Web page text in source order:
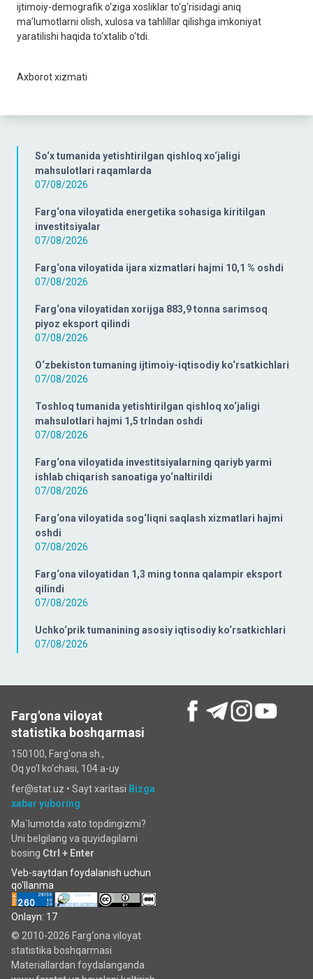
So‘x tumanida yetishtirilgan qishloq xo‘jaligi
mahsulotlari raqamlarda
07/08/2026
Farg‘ona viloyatida energetika sohasiga kiritilgan
investitsiyalar
07/08/2026
Farg‘ona viloyatida ijara xizmatlari hajmi 10,1 % oshdi
07/08/2026
Farg‘ona viloyatidan xorijga 883,9 tonna sarimsoq
piyoz eksport qilindi
07/08/2026
O‘zbekiston tumaning ijtimoiy-iqtisodiy ko‘rsatkichlari
07/08/2026
Toshloq tumanida yetishtirilgan qishloq xo‘jaligi
mahsulotlari hajmi 1,5 trlndan oshdi
07/08/2026
Farg‘ona viloyatida investitsiyalarning qariyb yarmi
ishlab chiqarish sanoatiga yo‘naltirildi
07/08/2026
Farg‘ona viloyatida sog‘liqni saqlash xizmatlari hajmi
oshdi
07/08/2026
Farg‘ona viloyatidan 1,3 ming tonna qalampir eksport
qilindi
07/08/2026
Uchko‘prik tumanining asosiy iqtisodiy ko‘rsatkichlari
07/08/2026
ijtimoiy-demografik o‘ziga xosliklar to‘g‘risidagi aniq
ma’lumotlarni olish, xulosa va tahlillar qilishga imkoniyat
yaratilishi haqida to‘xtalib o‘tdi.
Axborot xizmati
Farg'ona viloyat
statistika boshqarmasi
150100, Farg'ona sh.,
Oq yo'l ko‘chаsi, 104 a-uy
fer@stat.uz • Sayt xaritasi Bizga
xabar yuboring
Ma`lumotda xato topdingizmi?
Uni belgilang va quyidagilarni
bosing Ctrl + Enter
Veb-saytdan foydalanish uchun
qo'llanma
Onlayn: 17
© 2010-2026 Farg‘ona viloyat
statistika boshqarmasi
Materiallardan foydalanganda